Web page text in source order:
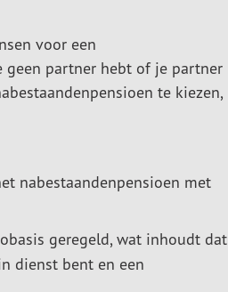
voor een
geen partner hebt of je partner
te kiezen,
nabestaandenpensioen met
geregeld, wat inhoudt dat
dienst bent en een